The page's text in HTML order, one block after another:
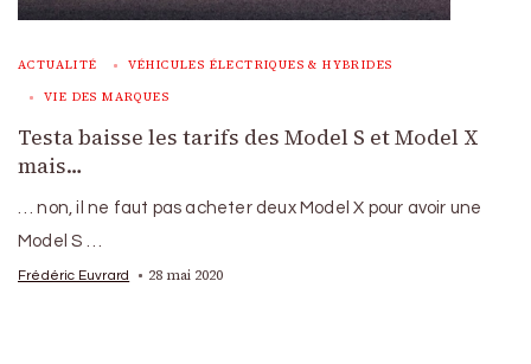
ACTUALITÉ VÉHICULES ÉLECTRIQUES & HYBRIDES
VIE DES MARQUES
Testa baisse les tarifs des Model S et Model X
mais…
… non, il ne faut pas acheter deux Model X pour avoir une
Model S …
Frédéric Euvrard 28 mai 2020